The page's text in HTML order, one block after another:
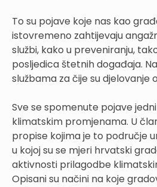
To su pojave koje nas kao
istovremeno zahtijevaju
službi, kako u preveniranju,
posljedica štetnih događaja.
službama za čije su djelovanje
Sve se spomenute pojave
klimatskim promjenama. U
propise kojima je to područje
u kojoj su se mjeri hrvatski
aktivnosti prilagodbe
Opisani su načini na koje